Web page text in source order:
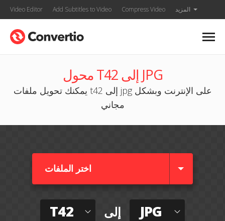
Video Editor Add Subtitles to Video Compress Video المزيد
محول T42 إلى JPG
يمكنك تحويل ملفات t42 إلى jpg على الإنترنت وبشكل
مجاني
اختر الملفات
T42 إلى JPG